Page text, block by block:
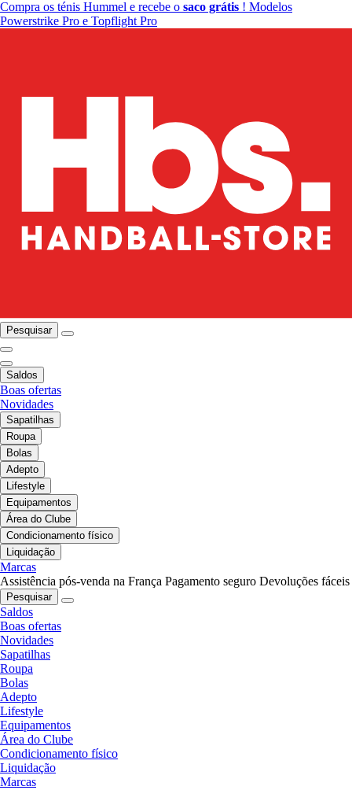
Compra os ténis Hummel e recebe o saco grátis ! Modelos
Powerstrike Pro e Topflight Pro
Pesquisar
Saldos
Boas ofertas
Novidades
Sapatilhas
Roupa
Bolas
Adepto
Lifestyle
Equipamentos
Área do Clube
Condicionamento físico
Liquidação
Marcas
Assistência pós-venda na França Pagamento seguro Devoluções fáceis
Pesquisar
Saldos
Boas ofertas
Novidades
Sapatilhas
Roupa
Bolas
Adepto
Lifestyle
Equipamentos
Área do Clube
Condicionamento físico
Liquidação
Marcas